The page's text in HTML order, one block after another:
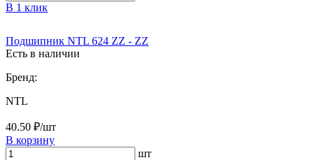
В 1 клик
Подшипник NTL 624 ZZ - ZZ
Есть в наличии
Бренд:
NTL
40.50 ₽/шт
В корзину
шт